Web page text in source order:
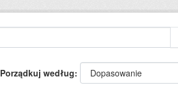
Porządkuj według